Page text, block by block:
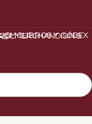
LIBROS Y CÓDEX
MERCHANDISING